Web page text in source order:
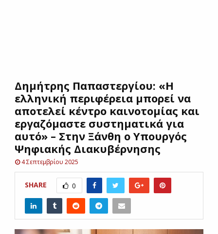
UΔημήτρης Παπαστεργίου: «Η
ελληνική περιφέρεια μπορεί να
αποτελεί κέντρο καινοτομίας και
εργαζόμαστε συστηματικά για
αυτό» – Στην Ξάνθη ο Υπουργός
Ψηφιακής Διακυβέρνησης
4 Σεπτεμβρίου 2025
SHARE 0